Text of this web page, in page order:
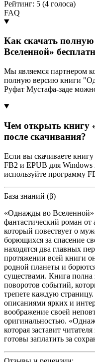
Рейтинг: 5 (4 голоса)
FAQ
Как скачать
Вселенной»
Мы являемся партнером
полную версию книги
Руфат Мустафа-заде
Чем открыть книгу
после скачивания?
Если вы скачиваете
FB2 и EPUB для
используйте программу
База знаний (β)
«Однажды во
фантастический роман от
который повествует о
борющихся за спасение
находятся два главных
протяжении всей книги
родной планеты и
существами. Книга
поворотов событий,
трепете каждую
описаниями ярких и
воображение своей
оригинальностью.
которая заставит
готовы заплатить за